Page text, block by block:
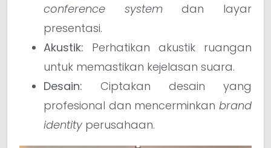
conference systemdan layar
presentasi.
Akustik: Perhatikan akustik ruangan
untuk memastikan kejelasan suara.
Desain: Ciptakan desain yang
profesional dan mencerminkan brand
identity perusahaan.